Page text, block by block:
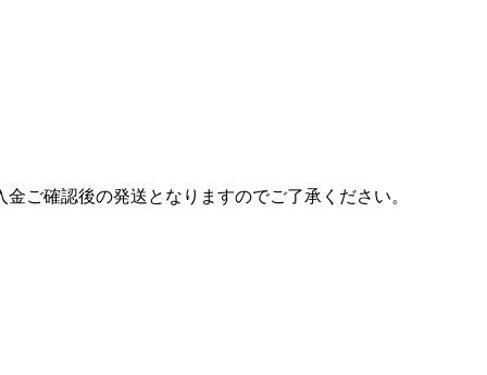
ご確認後の発送となりますのでご了承ください。